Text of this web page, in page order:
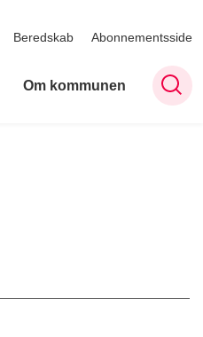
Beredskab Abonnementsside
Om kommunen